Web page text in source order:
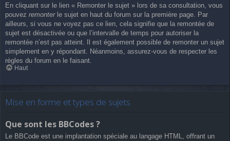
En cliquant sur le lien « Remonter le sujet » lors de sa consultation, vous
pouvez remonterle sujet en haut du forum sur la première page. Par
ailleurs, si vous ne voyez pas ce lien, cela signifie que la remontée de
sujet est désactivée ou que l’intervalle de temps pour autoriser la
remontée n’est pas atteint. Il est également possible de remonter un sujet
simplement en y répondant. Néanmoins, assurez-vous de respecter les
règles du forum en le faisant.
Haut
Mise en forme et types de sujets
Que sont les BBCodes ?
Le BBCode est une implantation spéciale au langage HTML, offrant un